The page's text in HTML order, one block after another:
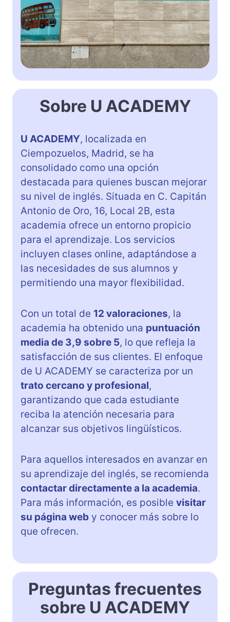
Sobre U ACADEMY
U ACADEMY, localizada en
Ciempozuelos, Madrid, se ha
consolidado como una opción
destacada para quienes buscan mejorar
su nivel de inglés. Situada en C. Capitán
Antonio de Oro, 16, Local 2B, esta
academia ofrece un entorno propicio
para el aprendizaje. Los servicios
incluyen clases online, adaptándose a
las necesidades de sus alumnos y
permitiendo una mayor flexibilidad.
Con un total de 12 valoraciones, la
academia ha obtenido una puntuación
media de 3,9 sobre 5, lo que refleja la
satisfacción de sus clientes. El enfoque
de U ACADEMY se caracteriza por un
trato cercano y profesional,
garantizando que cada estudiante
reciba la atención necesaria para
alcanzar sus objetivos lingüísticos.
Para aquellos interesados en avanzar en
su aprendizaje del inglés, se recomienda
contactar directamente a la academia.
Para más información, es posible visitar
su página web y conocer más sobre lo
que ofrecen.
Preguntas frecuentes
sobre U ACADEMY